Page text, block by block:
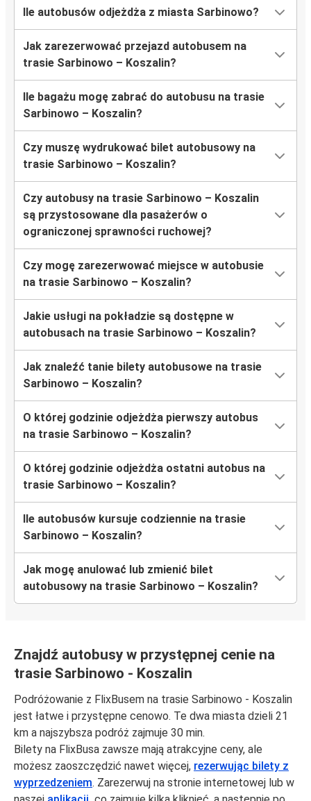
Ile autobusów odjeżdża z miasta Sarbinowo?
Jak zarezerwować przejazd autobusem na
trasie Sarbinowo – Koszalin?
Ile bagażu mogę zabrać do autobusu na trasie
Sarbinowo – Koszalin?
Czy muszę wydrukować bilet autobusowy na
trasie Sarbinowo – Koszalin?
Czy autobusy na trasie Sarbinowo – Koszalin
są przystosowane dla pasażerów o
ograniczonej sprawności ruchowej?
Czy mogę zarezerwować miejsce w autobusie
na trasie Sarbinowo – Koszalin?
Jakie usługi na pokładzie są dostępne w
autobusach na trasie Sarbinowo – Koszalin?
Jak znaleźć tanie bilety autobusowe na trasie
Sarbinowo – Koszalin?
O której godzinie odjeżdża pierwszy autobus
na trasie Sarbinowo – Koszalin?
O której godzinie odjeżdża ostatni autobus na
trasie Sarbinowo – Koszalin?
Ile autobusów kursuje codziennie na trasie
Sarbinowo – Koszalin?
Jak mogę anulować lub zmienić bilet
autobusowy na trasie Sarbinowo – Koszalin?
Znajdź autobusy w przystępnej cenie na
trasie Sarbinowo - Koszalin
Podróżowanie z FlixBusem na trasie Sarbinowo - Koszalin
jest łatwe i przystępne cenowo. Te dwa miasta dzieli 21
km a najszybsza podróż zajmuje 30 min.
Bilety na FlixBusa zawsze mają atrakcyjne ceny, ale
możesz zaoszczędzić nawet więcej, rezerwując bilety z
wyprzedzeniem. Zarezerwuj na stronie internetowej lub w